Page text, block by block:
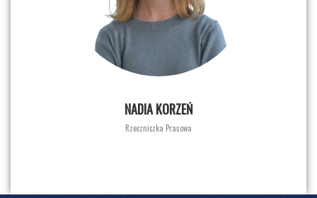
NADIA KORZEŃ
Rzeczniczka Prasowa